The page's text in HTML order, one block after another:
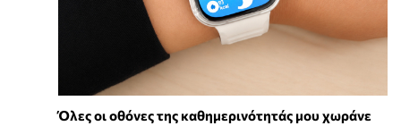
Όλες οι οθόνες της καθημερινότητάς μου χωράνε